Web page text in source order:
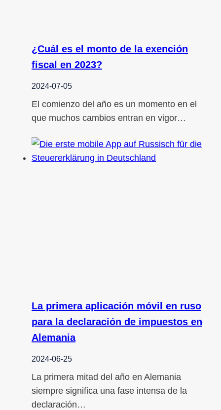
¿Cuál es el monto de la exención
fiscal en 2023?
2024-07-05
El comienzo del año es un momento en el
que muchos cambios entran en vigor…
La primera aplicación móvil en ruso
para la declaración de impuestos en
Alemania
2024-06-25
La primera mitad del año en Alemania
siempre significa una fase intensa de la
declaración…